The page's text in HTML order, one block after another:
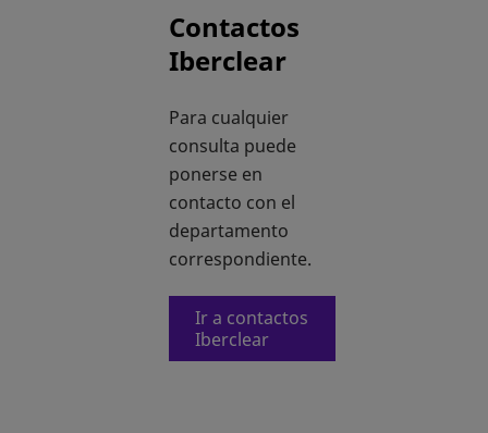
Contactos
Iberclear
Para cualquier
consulta puede
ponerse en
contacto con el
departamento
correspondiente.
Ir a contactos
Iberclear